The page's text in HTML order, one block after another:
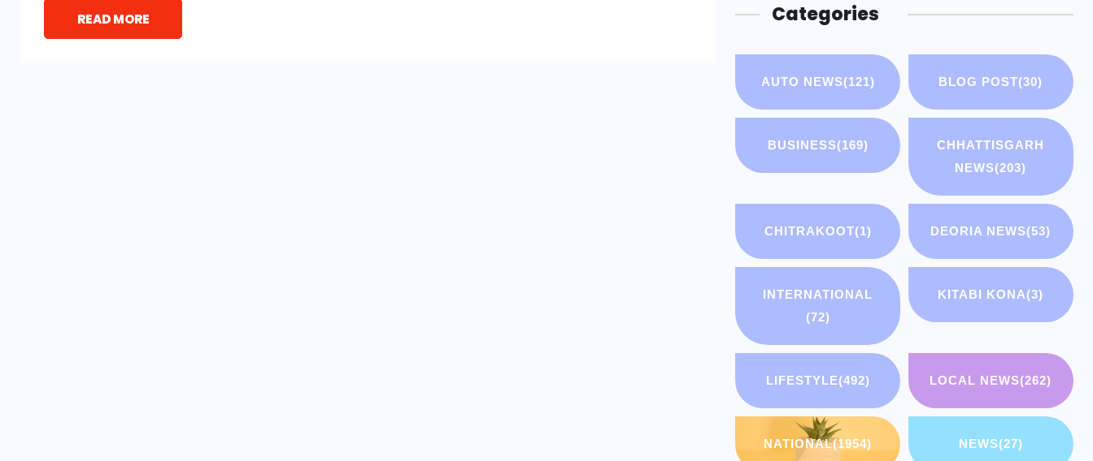
READ MORE Categories
AUTO NEWS(121) BLOG POST(30)
BUSINESS(169)
CHHATTISGARH
NEWS(203)
CHITRAKOOT(1) DEORIA NEWS(53)
INTERNATIONAL
(72)
KITABI KONA(3)
LIFESTYLE(492) LOCAL NEWS(262)
NATIONAL(1954) NEWS(27)